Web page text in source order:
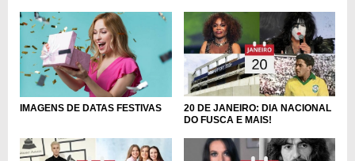
IMAGENS DE DATAS FESTIVAS
20 DE JANEIRO: DIA NACIONAL
DO FUSCA E MAIS!